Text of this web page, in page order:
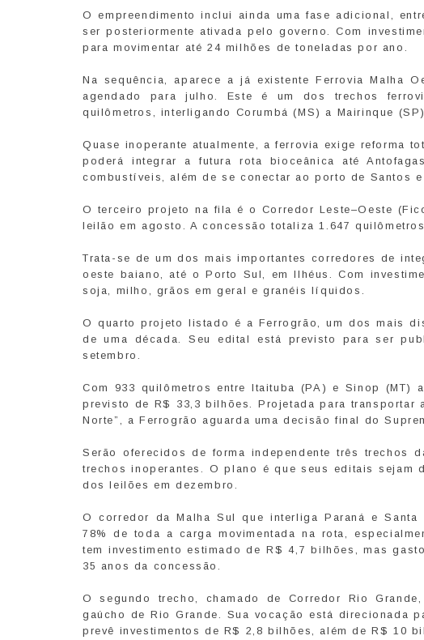
O empreendimento inclui ainda uma fase adicional,
ser posteriormente ativada pelo governo. Com
para movimentar até 24 milhões de toneladas por ano.
Na sequência, aparece a já existente Ferrovia Malha
agendado para julho. Este é um dos trechos
quilômetros, interligando Corumbá (MS) a Mairinque
Quase inoperante atualmente, a ferrovia exige reforma
poderá integrar a futura rota bioceânica até
combustíveis, além de se conectar ao porto de Santos
O terceiro projeto na fila é o Corredor Leste–Oeste
leilão em agosto. A concessão totaliza 1.647
Trata-se de um dos mais importantes corredores de
oeste baiano, até o Porto Sul, em Ilhéus. Com
soja, milho, grãos em geral e granéis líquidos.
O quarto projeto listado é a Ferrogrão, um dos mais
de uma década. Seu edital está previsto para ser
setembro.
Com 933 quilômetros entre Itaituba (PA) e Sinop (MT)
previsto de R$ 33,3 bilhões. Projetada para transportar
Norte”, a Ferrogrão aguarda uma decisão final do
Serão oferecidos de forma independente três trechos
trechos inoperantes. O plano é que seus editais sejam
dos leilões em dezembro.
O corredor da Malha Sul que interliga Paraná e Santa
78% de toda a carga movimentada na rota,
tem investimento estimado de R$ 4,7 bilhões, mas
35 anos da concessão.
O segundo trecho, chamado de Corredor Rio
gaúcho de Rio Grande. Sua vocação está direcionada
prevê investimentos de R$ 2,8 bilhões, além de R$ 10